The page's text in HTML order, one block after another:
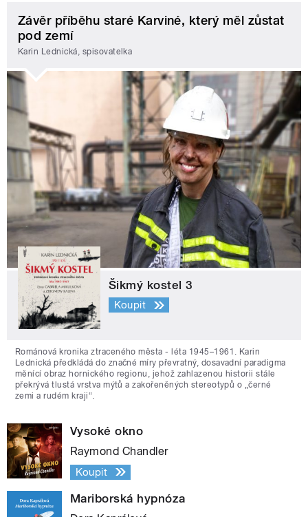
Závěr příběhu staré Karviné, který měl zůstat
pod zemí
Karin Lednická, spisovatelka
Šikmý kostel 3
Koupit
Románová kronika ztraceného města - léta 1945–1961. Karin
Lednická předkládá do značné míry převratný, dosavadní paradigma
měnící obraz hornického regionu, jehož zahlazenou historii stále
překrývá tlustá vrstva mýtů a zakořeněných stereotypů o „černé
zemi a rudém kraji“.
Vysoké okno
Raymond Chandler
Koupit
Mariborská hypnóza